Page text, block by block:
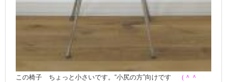
この椅子 ちょっと小さいです。“小尻の方”向けです
（＾＾ゞ